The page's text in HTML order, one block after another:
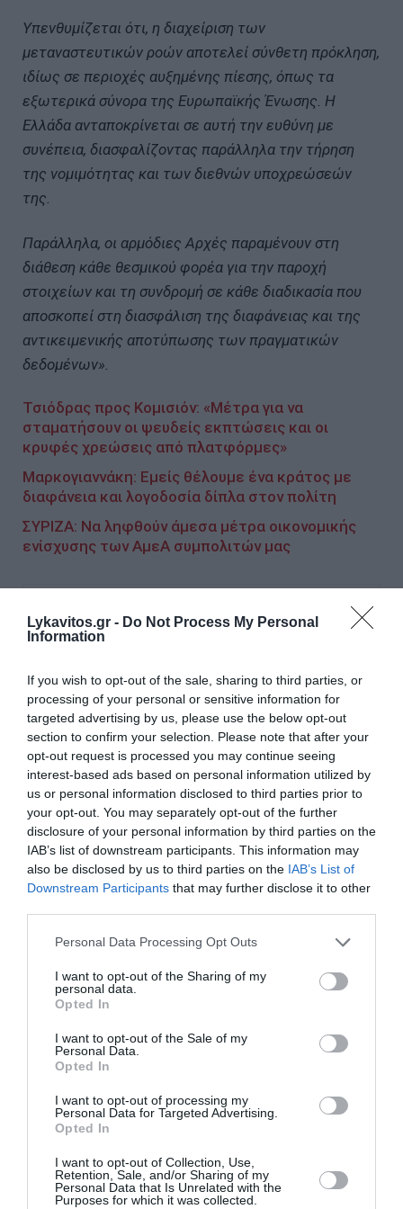
Lykavitos.gr - Do Not Process My Personal
Information
If you wish to opt-out of the sale, sharing to third parties, or
processing of your personal or sensitive information for
targeted advertising by us, please use the below opt-out
section to confirm your selection. Please note that after your
opt-out request is processed you may continue seeing
interest-based ads based on personal information utilized by
us or personal information disclosed to third parties prior to
your opt-out. You may separately opt-out of the further
disclosure of your personal information by third parties on the
IAB’s list of downstream participants. This information may
also be disclosed by us to third parties on the IAB’s List of
Downstream Participants that may further disclose it to other
Please note that this website/app uses one or more Google
not limited to your visit or usage behaviour. You may click to
grant or deny consent to Google and its third-party tags to
use your data for below specified purposes in below Google
consent section.
Personal Data Processing Opt Outs
I want to opt-out of the Sharing of my
personal data.
Opted In
I want to opt-out of the Sale of my
Personal Data.
Opted In
I want to opt-out of processing my
Personal Data for Targeted Advertising.
Opted In
I want to opt-out of Collection, Use,
Retention, Sale, and/or Sharing of my
Personal Data that Is Unrelated with the
Purposes for which it was collected.
Υπενθυμίζεται ότι, η διαχείριση των
μεταναστευτικών ροών αποτελεί σύνθετη πρόκληση,
ιδίως σε περιοχές αυξημένης πίεσης, όπως τα
εξωτερικά σύνορα της Ευρωπαϊκής Ένωσης. Η
Ελλάδα ανταποκρίνεται σε αυτή την ευθύνη με
συνέπεια, διασφαλίζοντας παράλληλα την τήρηση
της νομιμότητας και των διεθνών υποχρεώσεών
της.
Παράλληλα, οι αρμόδιες Αρχές παραμένουν στη
διάθεση κάθε θεσμικού φορέα για την παροχή
στοιχείων και τη συνδρομή σε κάθε διαδικασία που
αποσκοπεί στη διασφάλιση της διαφάνειας και της
αντικειμενικής αποτύπωσης των πραγματικών
δεδομένων».
Τσιόδρας προς Κομισιόν: «Μέτρα για να
σταματήσουν οι ψευδείς εκπτώσεις και οι
κρυφές χρεώσεις από πλατφόρμες»
Μαρκογιαννάκη: Εμείς θέλουμε ένα κράτος με
διαφάνεια και λογοδοσία δίπλα στον πολίτη
ΣΥΡΙΖΑ: Να ληφθούν άμεσα μέτρα οικονομικής
ενίσχυσης των ΑμεΑ συμπολιτών μας
Ακολουθήστε το Lykavitos.gr
στο Google News
ειδήσεις
Ροή ειδήσεων
Τζόκερ: Η κλήρωση της Πέμπτης - Οι τυχεροί αριθμοί
Πέθανε το λευκό κουτάβι που είχε γίνει μέλος αγέλης
λύκων
Ορμούζ για «εχθρικά» πλοία – Σκέψεις για επιβολή
προστίμων έως 20% του φορτίου
Εύβοια: Έφυγε από τη ζωή ο 37χρονος που είχε
τραυματιστεί σε τροχαίο με αγριογούρουνο
Καρχαρίες τίγρεις: Τα ασυνήθιστα αντικείμενα που
βρέθηκαν στα στομάχια τους
αρχαίας γέφυρας του Μεγάλου Κωνσταντίνου (Photos)
Σίβηρης
Γερμανία: Σύγκρουση δύο τραμ στο Γκελζενκίρχεν –